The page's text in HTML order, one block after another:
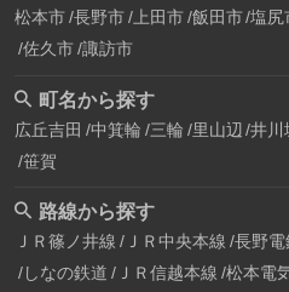
松本市 長野市 上田市 飯田市 塩尻
佐久市 諏訪市
町名から探す
広丘吉田 中箕輪 三輪 里山辺 井川
笹賀
路線から探す
ＪＲ篠ノ井線 ＪＲ中央本線 長野電
しなの鉄道 ＪＲ信越本線 松本電